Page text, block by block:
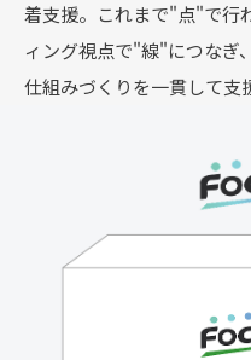
着支援。これまで"点"で行
ィング視点で"線"につなぎ
仕組みづくりを一貫して支